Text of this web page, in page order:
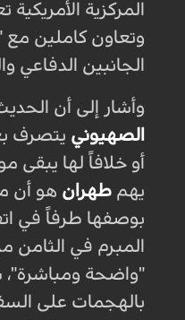
المركزية
وتعاون كاملين مع
الجانبين الدفاعي
وأشار إلى أن
الصهيوني يتصرف
أو خلافاً لها يبقى
يهم طهران هو أن
بوصفها طرفاً في
المبرم في الثامن
"واضحة ومباشرة"،
بالهجمات على السفن